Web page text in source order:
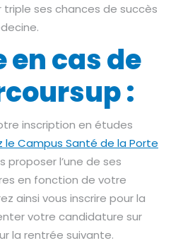
ses chances de succès
en cas de
:
inscription en études
Campus Santé de la Porte
proposer l’une de ses
en fonction de votre
ainsi vous inscrire pour la
votre candidature sur
la rentrée suivante.